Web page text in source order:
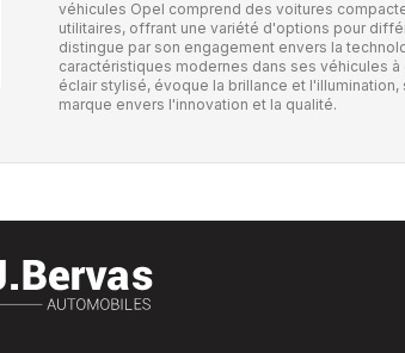
véhicules Opel comprend des voitures
utilitaires, offrant une variété d'options pour
distingue par son engagement envers la
caractéristiques modernes dans ses véhicules
éclair stylisé, évoque la brillance et
marque envers l'innovation et la qualité.